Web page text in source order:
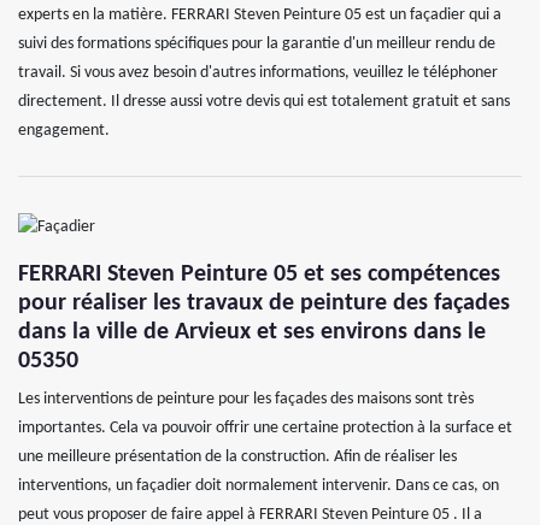
experts en la matière. FERRARI Steven Peinture 05 est un façadier qui a
suivi des formations spécifiques pour la garantie d'un meilleur rendu de
travail. Si vous avez besoin d'autres informations, veuillez le téléphoner
directement. Il dresse aussi votre devis qui est totalement gratuit et sans
engagement.
FERRARI Steven Peinture 05 et ses compétences
pour réaliser les travaux de peinture des façades
dans la ville de Arvieux et ses environs dans le
05350
Les interventions de peinture pour les façades des maisons sont très
importantes. Cela va pouvoir offrir une certaine protection à la surface et
une meilleure présentation de la construction. Afin de réaliser les
interventions, un façadier doit normalement intervenir. Dans ce cas, on
peut vous proposer de faire appel à FERRARI Steven Peinture 05 . Il a